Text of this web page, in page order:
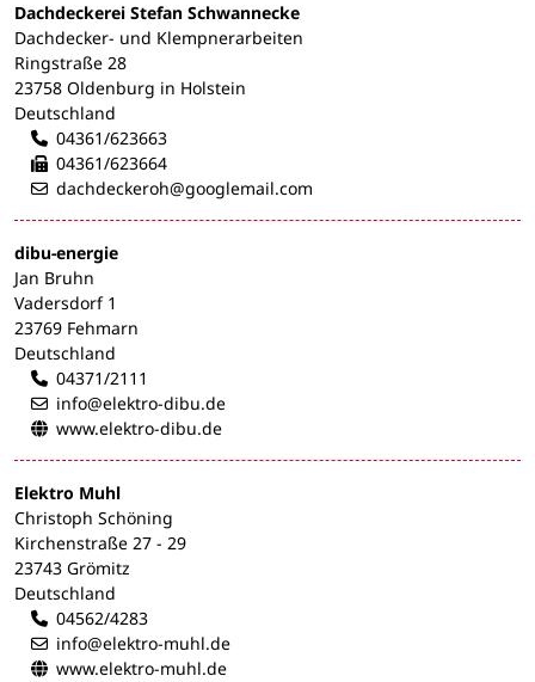
Dachdeckerei Stefan Schwannecke
Dachdecker- und Klempnerarbeiten
Ringstraße 28
23758 Oldenburg in Holstein
Deutschland
04361/623663
04361/623664
dachdeckeroh@googlemail.com
dibu-energie
Jan Bruhn
Vadersdorf 1
23769 Fehmarn
Deutschland
04371/2111
info@elektro-dibu.de
www.elektro-dibu.de
Elektro Muhl
Christoph Schöning
Kirchenstraße 27 - 29
23743 Grömitz
Deutschland
04562/4283
info@elektro-muhl.de
www.elektro-muhl.de